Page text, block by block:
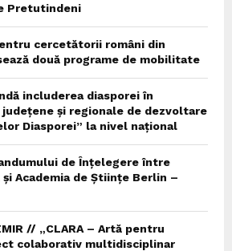
Pretutindeni
cercetătorii români din
două programe de mobilitate
includerea diasporei în
și regionale de dezvoltare
Diasporei” la nivel național
de Înțelegere între
și Academia de Științe Berlin –
// „CLARA – Artă pentru
colaborativ multidisciplinar